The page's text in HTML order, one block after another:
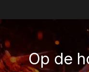
Op de